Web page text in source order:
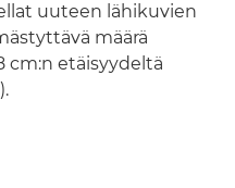
uuteen lähikuvien
määrä
cm:n etäisyydeltä